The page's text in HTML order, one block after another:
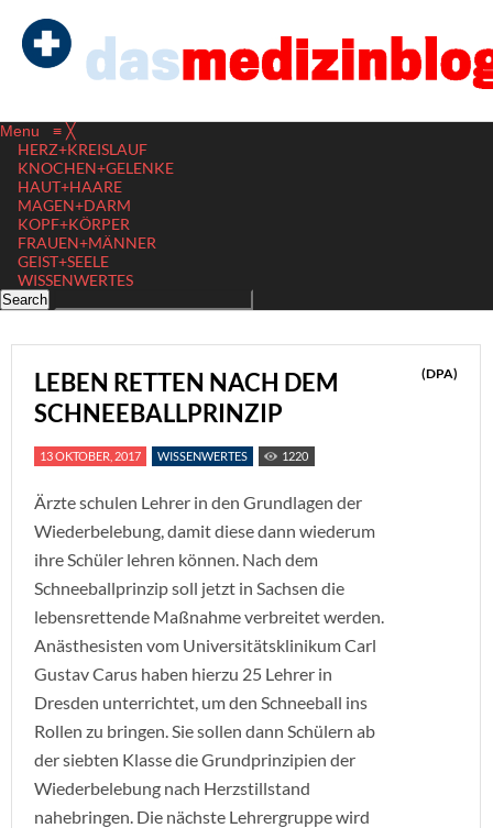
Menu ≡ ╳
HERZ+KREISLAUF
KNOCHEN+GELENKE
HAUT+HAARE
MAGEN+DARM
KOPF+KÖRPER
FRAUEN+MÄNNER
GEIST+SEELE
WISSENWERTES
LEBEN RETTEN NACH DEM
SCHNEEBALLPRINZIP
(DPA)
13 OKTOBER, 2017 WISSENWERTES 1220
Ärzte schulen Lehrer in den Grundlagen der
Wiederbelebung, damit diese dann wiederum
ihre Schüler lehren können. Nach dem
Schneeballprinzip soll jetzt in Sachsen die
lebensrettende Maßnahme verbreitet werden.
Anästhesisten vom Universitätsklinikum Carl
Gustav Carus haben hierzu 25 Lehrer in
Dresden unterrichtet, um den Schneeball ins
Rollen zu bringen. Sie sollen dann Schülern ab
der siebten Klasse die Grundprinzipien der
Wiederbelebung nach Herzstillstand
nahebringen. Die nächste Lehrergruppe wird